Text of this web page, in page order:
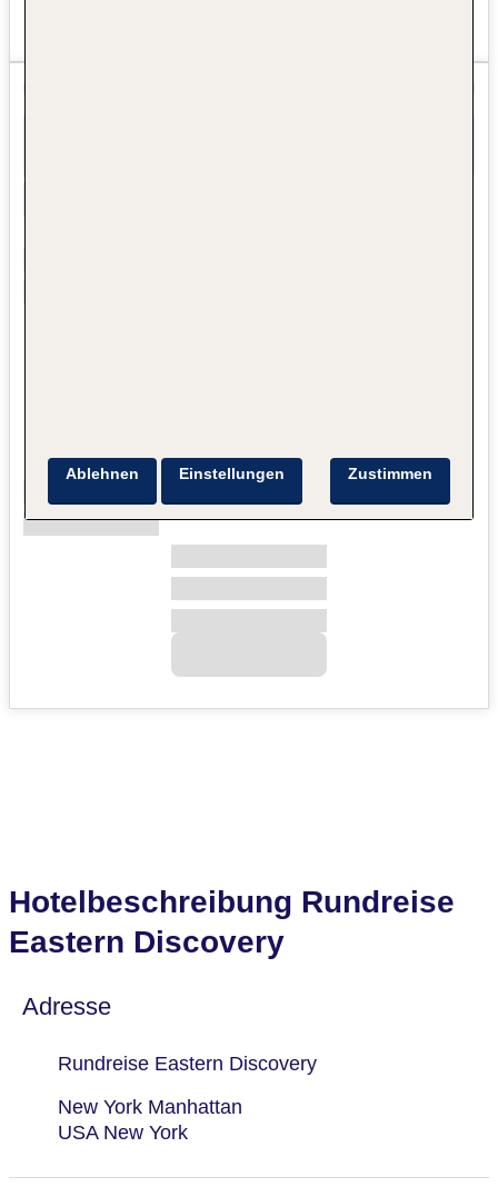
Hotelbeschreibung Rundreise
Eastern Discovery
Adresse
Rundreise Eastern Discovery
New York Manhattan
USA New York
Zustimmen
Ablehnen Einstellungen